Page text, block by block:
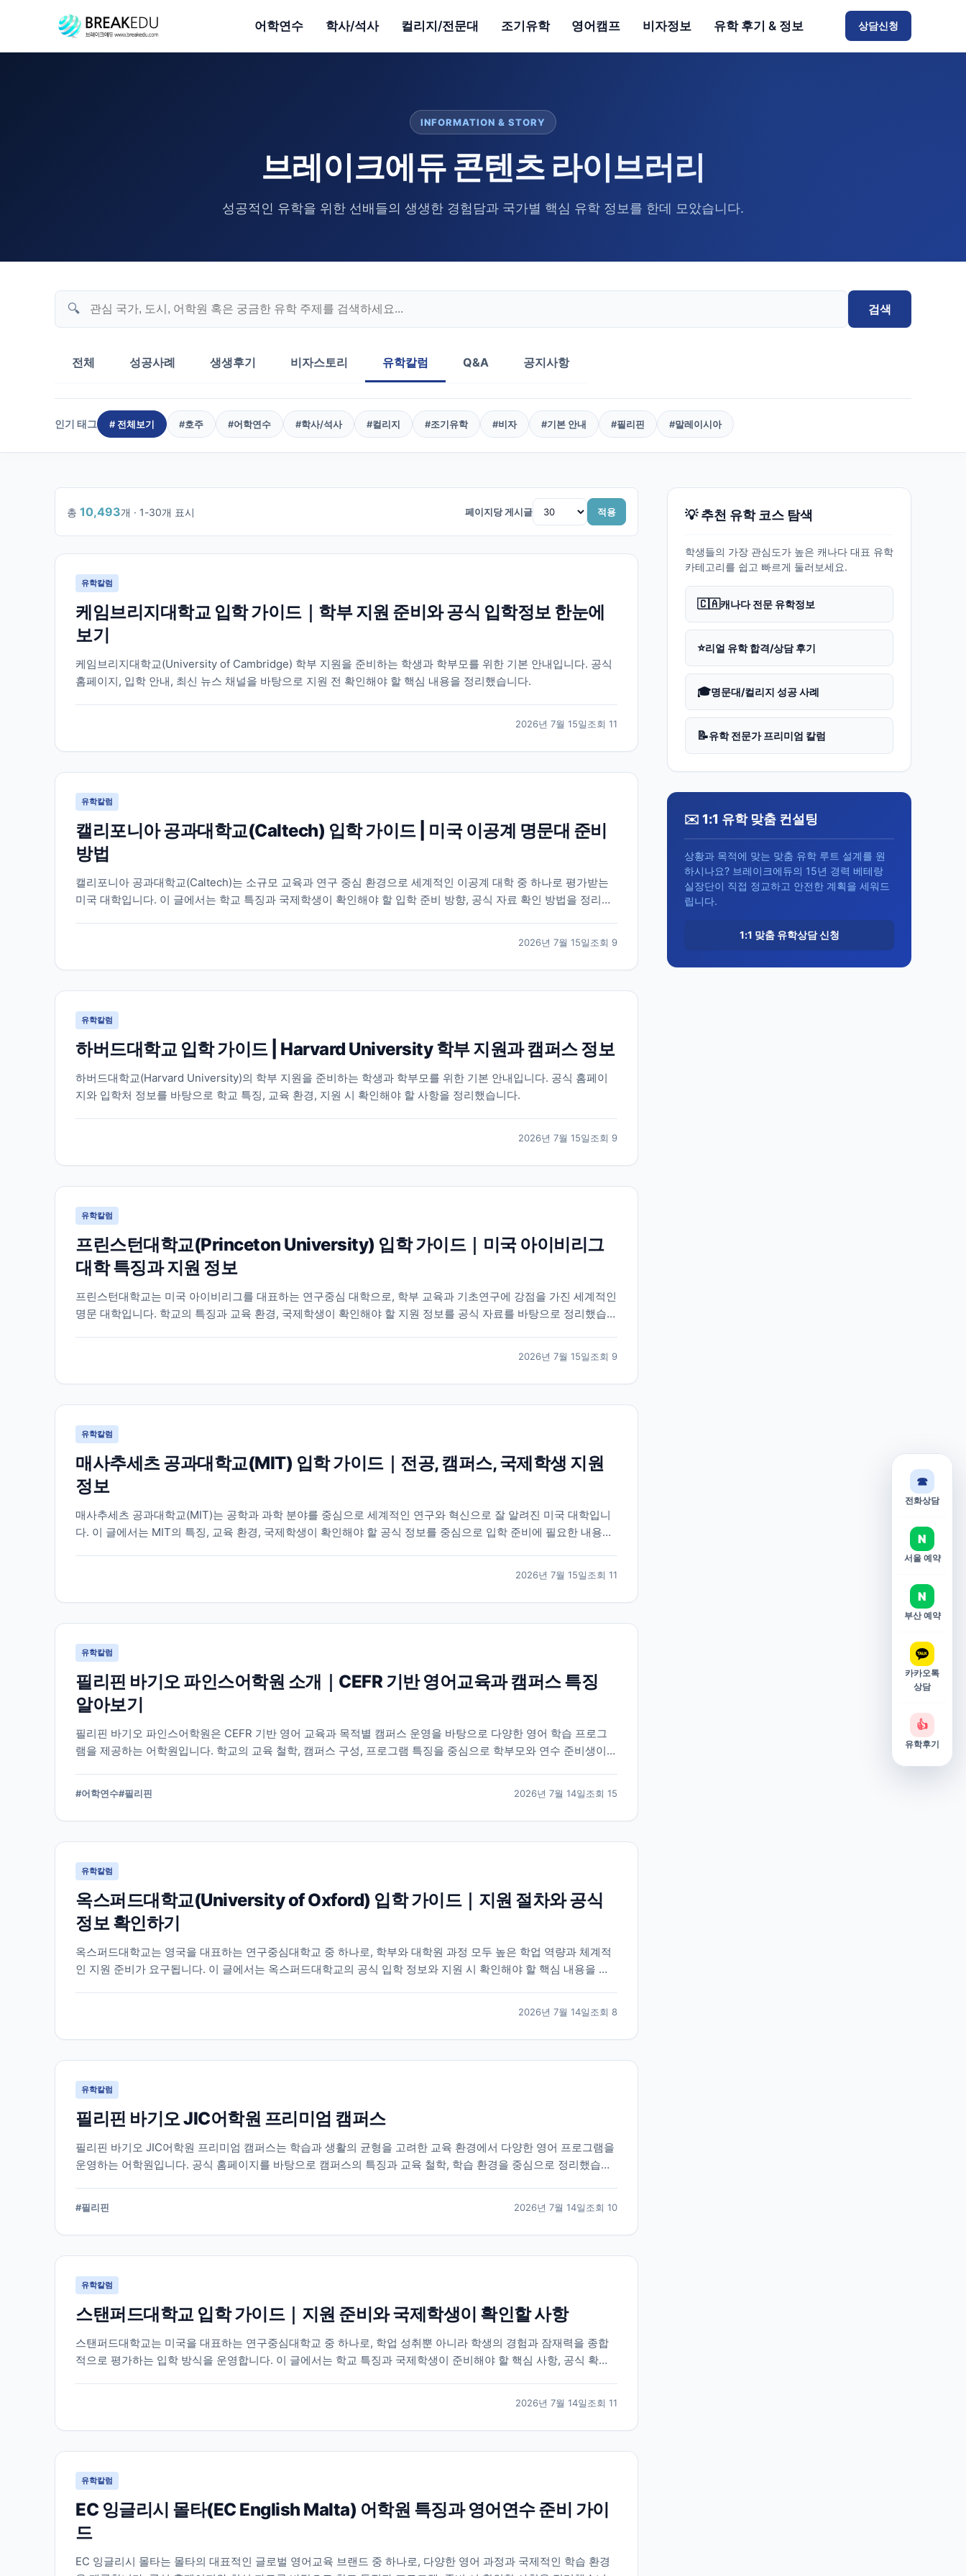
어학연수 학사/석사 컬리지/전문대 조기유학 영어캠프 비자정보 유학 후기 & 정보 상담신청
INFORMATION & STORY
브레이크에듀 콘텐츠 라이브러리
성공적인 유학을 위한 선배들의 생생한 경험담과 국가별 핵심 유학 정보를 한데 모았습니다.
🔍 검색
전체 성공사례 생생후기 비자스토리 유학칼럼 Q&A 공지사항
인기 태그 # 전체보기 #호주 #어학연수 #학사/석사 #컬리지 #조기유학 #비자 #기본 안내 #필리핀 #말레이시아
총 10,493개 · 1-30개 표시 페이지당 게시글 적용
1/350
유학칼럼
케임브리지대학교 입학 가이드｜학부 지원 준비와 공식 입학정보 한눈에
보기
케임브리지대학교(University of Cambridge) 학부 지원을 준비하는 학생과 학부모를 위한 기본 안내입니다. 공식
홈페이지, 입학 안내, 최신 뉴스 채널을 바탕으로 지원 전 확인해야 할 핵심 내용을 정리했습니다.
2026년 7월 15일조회 11
유학칼럼
캘리포니아 공과대학교(Caltech) 입학 가이드 | 미국 이공계 명문대 준비
방법
캘리포니아 공과대학교(Caltech)는 소규모 교육과 연구 중심 환경으로 세계적인 이공계 대학 중 하나로 평가받는
미국 대학입니다. 이 글에서는 학교 특징과 국제학생이 확인해야 할 입학 준비 방향, 공식 자료 확인 방법을 정리했
2026년 7월 15일조회 9
유학칼럼
하버드대학교 입학 가이드 | Harvard University 학부 지원과 캠퍼스 정보
하버드대학교(Harvard University)의 학부 지원을 준비하는 학생과 학부모를 위한 기본 안내입니다. 공식 홈페이
지와 입학처 정보를 바탕으로 학교 특징, 교육 환경, 지원 시 확인해야 할 사항을 정리했습니다.
2026년 7월 15일조회 9
유학칼럼
프린스턴대학교(Princeton University) 입학 가이드｜미국 아이비리그
대학 특징과 지원 정보
프린스턴대학교는 미국 아이비리그를 대표하는 연구중심 대학으로, 학부 교육과 기초연구에 강점을 가진 세계적인
명문 대학입니다. 학교의 특징과 교육 환경, 국제학생이 확인해야 할 지원 정보를 공식 자료를 바탕으로 정리했습니
2026년 7월 15일조회 9
유학칼럼
매사추세츠 공과대학교(MIT) 입학 가이드｜전공, 캠퍼스, 국제학생 지원
정보
매사추세츠 공과대학교(MIT)는 공학과 과학 분야를 중심으로 세계적인 연구와 혁신으로 잘 알려진 미국 대학입니
다. 이 글에서는 MIT의 특징, 교육 환경, 국제학생이 확인해야 할 공식 정보를 중심으로 입학 준비에 필요한 내용을
2026년 7월 15일조회 11
유학칼럼
필리핀 바기오 파인스어학원 소개｜CEFR 기반 영어교육과 캠퍼스 특징
알아보기
필리핀 바기오 파인스어학원은 CEFR 기반 영어 교육과 목적별 캠퍼스 운영을 바탕으로 다양한 영어 학습 프로그
램을 제공하는 어학원입니다. 학교의 교육 철학, 캠퍼스 구성, 프로그램 특징을 중심으로 학부모와 연수 준비생이
#어학연수#필리핀 2026년 7월 14일조회 15
유학칼럼
옥스퍼드대학교(University of Oxford) 입학 가이드｜지원 절차와 공식
정보 확인하기
옥스퍼드대학교는 영국을 대표하는 연구중심대학교 중 하나로, 학부와 대학원 과정 모두 높은 학업 역량과 체계적
인 지원 준비가 요구됩니다. 이 글에서는 옥스퍼드대학교의 공식 입학 정보와 지원 시 확인해야 할 핵심 내용을 정
2026년 7월 14일조회 8
유학칼럼
필리핀 바기오 JIC어학원 프리미엄 캠퍼스
필리핀 바기오 JIC어학원 프리미엄 캠퍼스는 학습과 생활의 균형을 고려한 교육 환경에서 다양한 영어 프로그램을
운영하는 어학원입니다. 공식 홈페이지를 바탕으로 캠퍼스의 특징과 교육 철학, 학습 환경을 중심으로 정리했습니
#필리핀 2026년 7월 14일조회 10
유학칼럼
스탠퍼드대학교 입학 가이드｜지원 준비와 국제학생이 확인할 사항
스탠퍼드대학교는 미국을 대표하는 연구중심대학교 중 하나로, 학업 성취뿐 아니라 학생의 경험과 잠재력을 종합
적으로 평가하는 입학 방식을 운영합니다. 이 글에서는 학교 특징과 국제학생이 준비해야 할 핵심 사항, 공식 확인
2026년 7월 14일조회 11
유학칼럼
EC 잉글리시 몰타(EC English Malta) 어학원 특징과 영어연수 준비 가이
드
EC 잉글리시 몰타는 몰타의 대표적인 글로벌 영어교육 브랜드 중 하나로, 다양한 영어 과정과 국제적인 학습 환경
💡 추천 유학 코스 탐색
학생들의 가장 관심도가 높은 캐나다 대표 유학
카테고리를 쉽고 빠르게 둘러보세요.
🇨🇦캐나다 전문 유학정보
⭐리얼 유학 합격/상담 후기
🎓명문대/컬리지 성공 사례
📝유학 전문가 프리미엄 칼럼
✉️ 1:1 유학 맞춤 컨설팅
상황과 목적에 맞는 맞춤 유학 루트 설계를 원
하시나요? 브레이크에듀의 15년 경력 베테랑
실장단이 직접 정교하고 안전한 계획을 세워드
립니다.
1:1 맞춤 유학상담 신청
☎
전화상담
N
서울 예약
N
부산 예약
카카오톡
상담
👍
유학후기